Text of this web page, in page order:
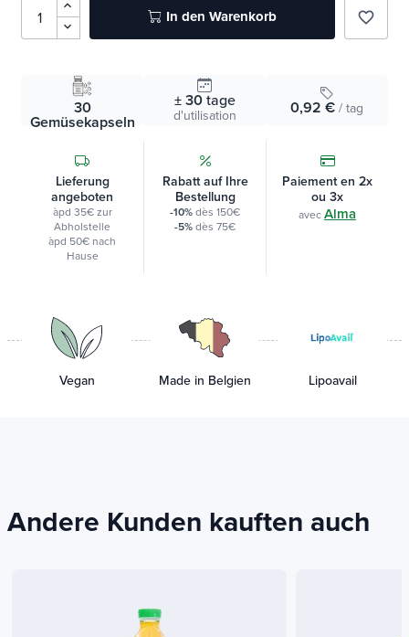
In den Warenkorb favorite_border
30
Gemüsekapseln
± 30tage
d'utilisation 0,92 € / tag
Lieferung
angeboten
àpd 35€ zur
Abholstelle
àpd 50€ nach
Hause
Rabatt auf Ihre
Bestellung
-10%dès 150€
-5%dès 75€
Paiement en 2x
ou 3x
avec Alma
Vegan Made in Belgien Lipoavail
Andere Kunden kauften auch